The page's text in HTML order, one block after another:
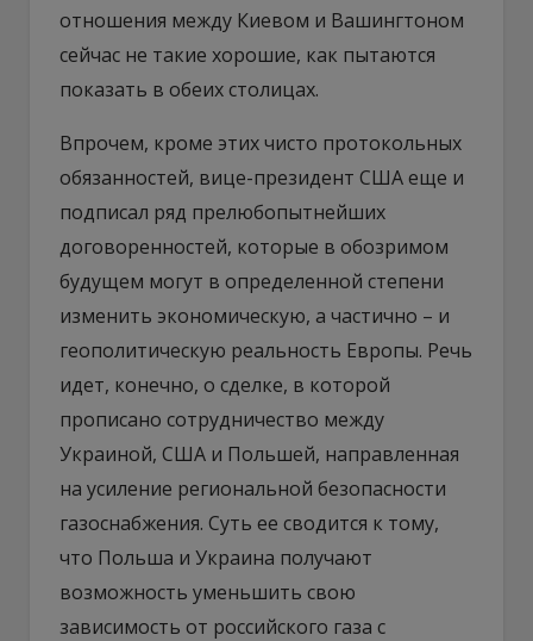
отношения между Киевом и Вашингтоном
сейчас не такие хорошие, как пытаются
показать в обеих столицах.
Впрочем, кроме этих чисто протокольных
обязанностей, вице-президент США еще и
подписал ряд прелюбопытнейших
договоренностей, которые в обозримом
будущем могут в определенной степени
изменить экономическую, а частично – и
геополитическую реальность Европы. Речь
идет, конечно, о сделке, в которой
прописано сотрудничество между
Украиной, США и Польшей, направленная
на усиление региональной безопасности
газоснабжения. Суть ее сводится к тому,
что Польша и Украина получают
возможность уменьшить свою
зависимость от российского газа с